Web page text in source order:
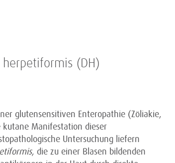
(DH)
glutensensitiven Enteropathie (Zöliakie,
kutane Manifestation dieser
Untersuchung liefern
, die zu einer Blasen bildenden